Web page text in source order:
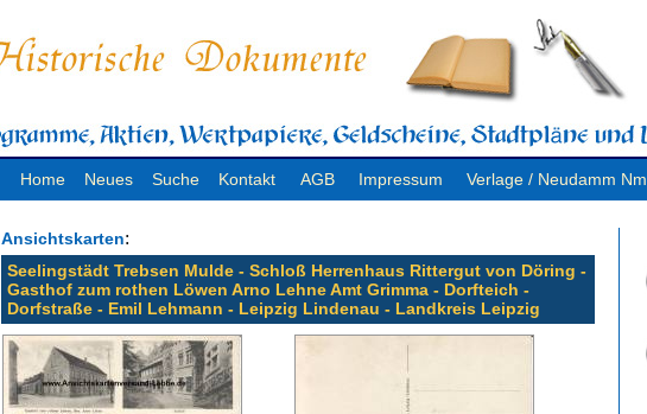
Home Neues Suche Kontakt AGB Impressum Verlage / Neudamm Nm.
Ansichtskarten:
Seelingstädt Trebsen Mulde - Schloß Herrenhaus Rittergut von Döring -
Gasthof zum rothen Löwen Arno Lehne Amt Grimma - Dorfteich -
Dorfstraße - Emil Lehmann - Leipzig Lindenau - Landkreis Leipzig